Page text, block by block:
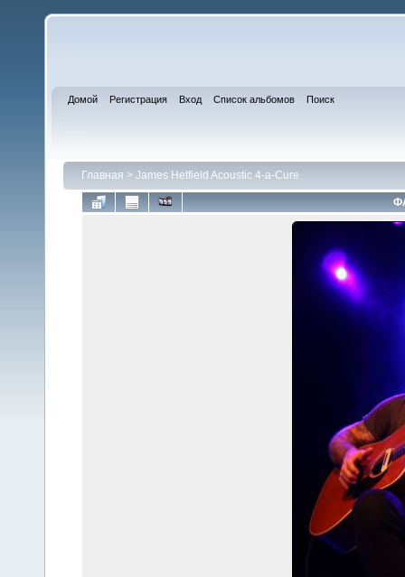
Домой Регистрация Вход Список альбомов Поиск
Главная > James Hetfield Acoustic 4-a-Cure